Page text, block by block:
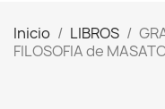
Inicio LIBROS
FILOSOFIA de